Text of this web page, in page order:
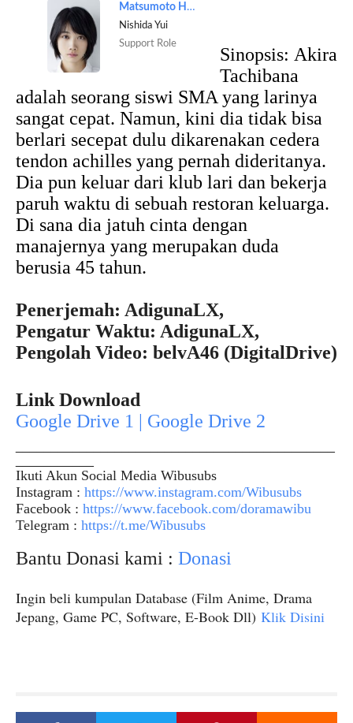
Matsumoto Honoka
Nishida Yui
Support Role
Sinopsis: Akira
Tachibana
adalah seorang siswi SMA yang larinya
sangat cepat. Namun, kini dia tidak bisa
berlari secepat dulu dikarenakan cedera
tendon achilles yang pernah dideritanya.
Dia pun keluar dari klub lari dan bekerja
paruh waktu di sebuah restoran keluarga.
Di sana dia jatuh cinta dengan
manajernya yang merupakan duda
berusia 45 tahun.
Penerjemah: AdigunaLX,
Pengatur Waktu: AdigunaLX,
Pengolah Video: belvA46 (DigitalDrive)
Link Download
Google Drive 1 | Google Drive 2
Ikuti Akun Social Media Wibusubs
Instagram : https://www.instagram.com/Wibusubs
Facebook : https://www.facebook.com/doramawibu
Telegram : https://t.me/Wibusubs
Bantu Donasi kami : Donasi
Ingin beli kumpulan Database (Film Anime, Drama
Jepang, Game PC, Software, E-Book Dll) Klik Disini